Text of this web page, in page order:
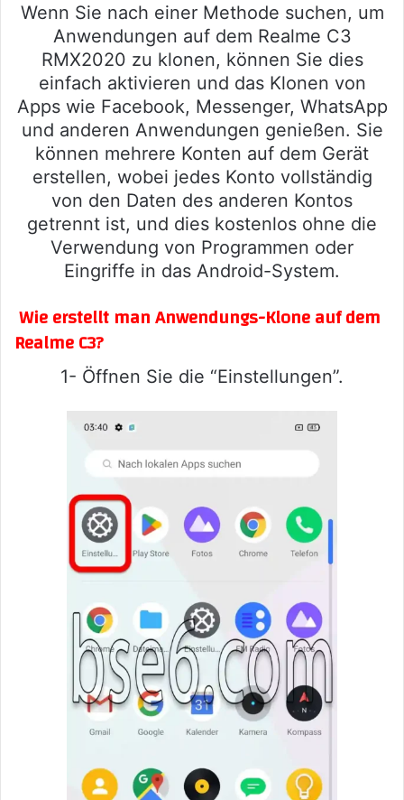
Wenn Sie nach einer Methode suchen, um
Anwendungen auf dem Realme C3
RMX2020 zu klonen, können Sie dies
einfach aktivieren und das Klonen von
Apps wie Facebook, Messenger, WhatsApp
und anderen Anwendungen genießen. Sie
können mehrere Konten auf dem Gerät
erstellen, wobei jedes Konto vollständig
von den Daten des anderen Kontos
getrennt ist, und dies kostenlos ohne die
Verwendung von Programmen oder
Eingriffe in das Android-System.
Wie erstellt man Anwendungs-Klone auf dem
Realme C3?
1- Öffnen Sie die “Einstellungen”.